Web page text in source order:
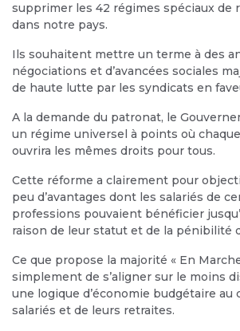
supprimer les 42 régimes spéciaux de
dans notre pays.
Ils souhaitent mettre un terme à des
négociations et d’avancées sociales
de haute lutte par les syndicats en
A la demande du patronat, le
un régime universel à points où
ouvrira les mêmes droits pour tous.
Cette réforme a clairement pour
peu d’avantages dont les salariés de
professions pouvaient bénéficier
raison de leur statut et de la pénibilité
Ce que propose la majorité « En
simplement de s’aligner sur le moins
une logique d’économie budgétaire au
salariés et de leurs retraites.